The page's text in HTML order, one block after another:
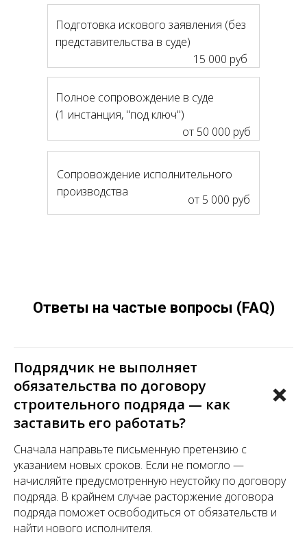
от 50 000 руб
Полное сопровождение в суде
(1 инстанция, "под ключ")
15 000 руб
Подготовка искового заявления (без
представительства в суде)
Сопровождение исполнительного
производства
от 5 000 руб
Ответы на частые вопросы (FAQ)
Подрядчик не выполняет
обязательства по договору
строительного подряда — как
заставить его работать?
Сначала направьте письменную претензию с
указанием новых сроков. Если не помогло —
начисляйте предусмотренную неустойку по договору
подряда. В крайнем случае расторжение договора
подряда поможет освободиться от обязательств и
найти нового исполнителя.